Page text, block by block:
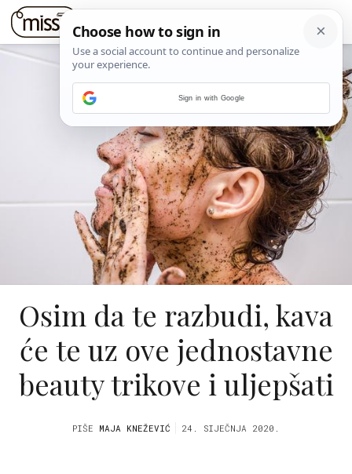
Osim da te razbudi, kava
će te uz ove jednostavne
beauty trikove i uljepšati
PIŠE MAJA KNEŽEVIĆ 24. SIJEČNJA 2020.
Sign in with Google